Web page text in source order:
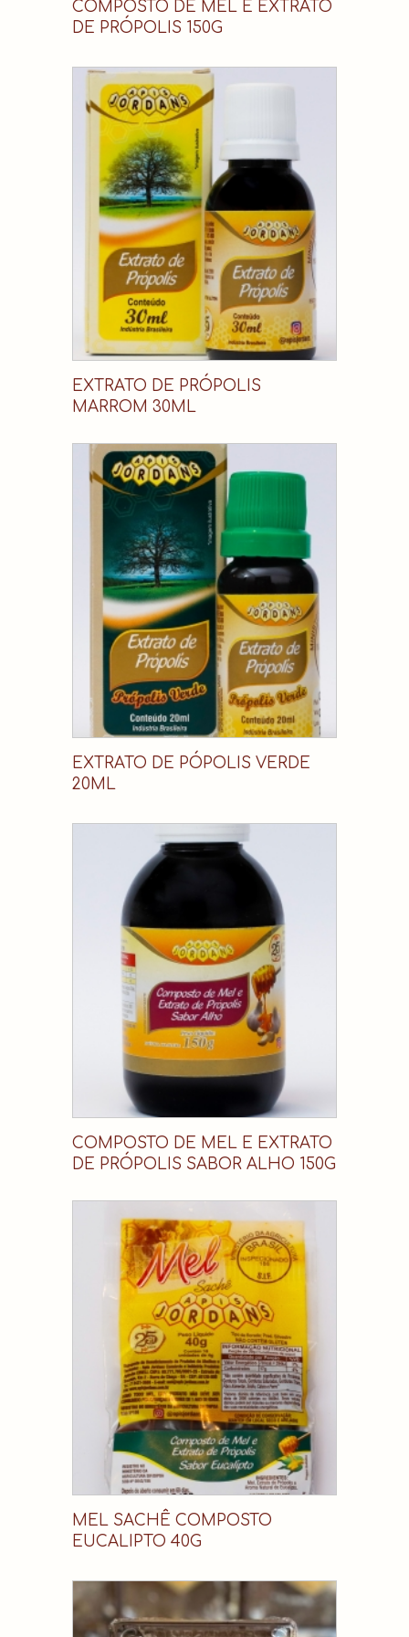
COMPOSTO DE MEL E EXTRATO
DE PRÓPOLIS 150G
EXTRATO DE PRÓPOLIS
MARROM 30ML
EXTRATO DE PÓPOLIS VERDE
20ML
COMPOSTO DE MEL E EXTRATO
DE PRÓPOLIS SABOR ALHO 150G
MEL SACHÊ COMPOSTO
EUCALIPTO 40G